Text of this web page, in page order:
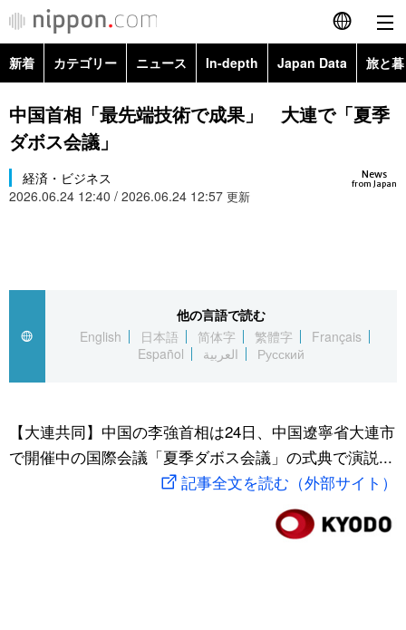
English
简体字
Русский
カテゴリー
国際
社会
文化
アーカイブ
Japan Data
旅と暮らし
動画/Live
新着 カテゴリー ニュース In-depth Japan Data 旅と
政治・外交
経済・ビジネス
国際・海外
文化
科学・技術
暮らし
スポーツ・東京2020
Topics
中国首相「最先端技術で成果」 大連で「夏季
ダボス会議」
News
from Japan
経済・ビジネス
2026.06.24 12:40 / 2026.06.24 12:57 更新
他の言語で読む
English
日本語 简体字 繁體字
Français
Español
العربية Русский
【大連共同】中国の李強首相は24日、中国遼寧省大連市
で開催中の国際会議「夏季ダボス会議」の式典で演説...
記事全文を読む（外部サイト）